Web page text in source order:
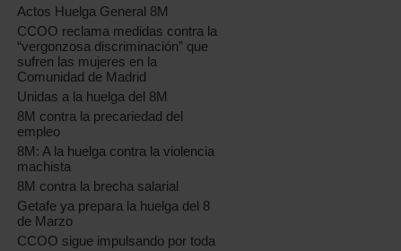
Actos Huelga General 8M
CCOO reclama medidas contra la
“vergonzosa discriminación” que
sufren las mujeres en la
Comunidad de Madrid
Unidas a la huelga del 8M
8M contra la precariedad del
empleo
8M: A la huelga contra la violencia
machista
8M contra la brecha salarial
Getafe ya prepara la huelga del 8
de Marzo
CCOO sigue impulsando por toda